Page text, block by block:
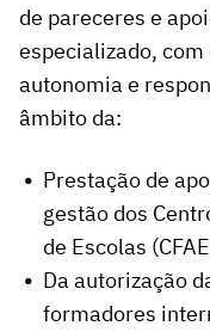
de pareceres e
especializado,
autonomia e
âmbito da:
Prestação de
gestão dos
de Escolas
Da autorização
formadores